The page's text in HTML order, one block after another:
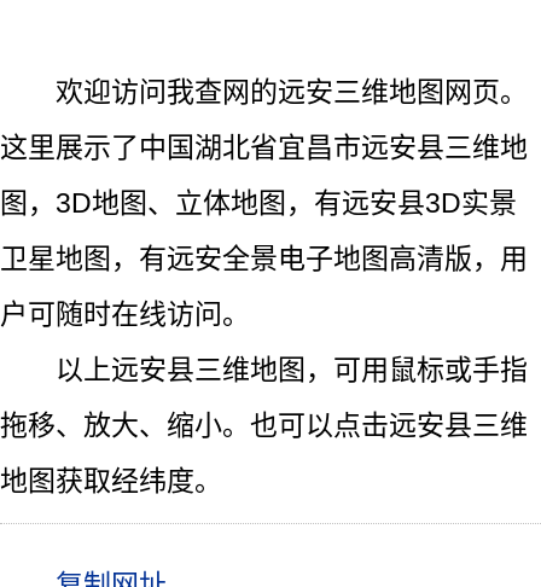
欢迎访问我查网的远安三维地图网页。
这里展示了中国湖北省宜昌市远安县三维地
图，3D地图、立体地图，有远安县3D实景
卫星地图，有远安全景电子地图高清版，用
户可随时在线访问。
以上远安县三维地图，可用鼠标或手指
拖移、放大、缩小。也可以点击远安县三维
地图获取经纬度。